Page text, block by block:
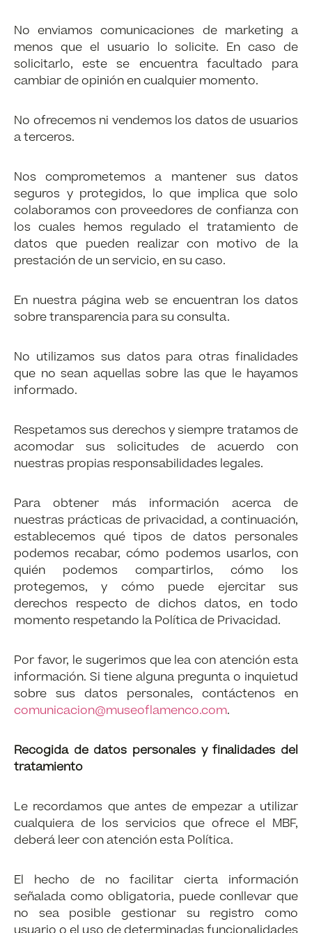
No enviamos comunicaciones de marketing a
menos que el usuario lo solicite. En caso de
solicitarlo, este se encuentra facultado para
cambiar de opinión en cualquier momento.
No ofrecemos ni vendemos los datos de usuarios
a terceros.
Nos comprometemos a mantener sus datos
seguros y protegidos, lo que implica que solo
colaboramos con proveedores de confianza con
los cuales hemos regulado el tratamiento de
datos que pueden realizar con motivo de la
prestación de un servicio, en su caso.
En nuestra página web se encuentran los datos
sobre transparencia para su consulta.
No utilizamos sus datos para otras finalidades
que no sean aquellas sobre las que le hayamos
informado.
Respetamos sus derechos y siempre tratamos de
acomodar sus solicitudes de acuerdo con
nuestras propias responsabilidades legales.
Para obtener más información acerca de
nuestras prácticas de privacidad, a continuación,
establecemos qué tipos de datos personales
podemos recabar, cómo podemos usarlos, con
quién podemos compartirlos, cómo los
protegemos, y cómo puede ejercitar sus
derechos respecto de dichos datos, en todo
momento respetando la Política de Privacidad.
Por favor, le sugerimos que lea con atención esta
información. Si tiene alguna pregunta o inquietud
sobre sus datos personales, contáctenos en
comunicacion@museoflamenco.com.
Recogida de datos personales y finalidades del
tratamiento
Le recordamos que antes de empezar a utilizar
cualquiera de los servicios que ofrece el MBF,
deberá leer con atención esta Política.
El hecho de no facilitar cierta información
señalada como obligatoria, puede conllevar que
no sea posible gestionar su registro como